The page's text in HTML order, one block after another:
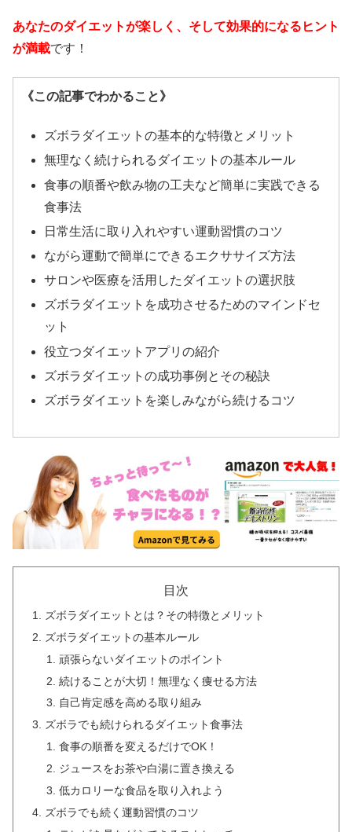
あなたのダイエットが楽しく、そして効果的になるヒント
が満載です！
《この記事でわかること》
ズボラダイエットの基本的な特徴とメリット
無理なく続けられるダイエットの基本ルール
食事の順番や飲み物の工夫など簡単に実践できる
食事法
日常生活に取り入れやすい運動習慣のコツ
ながら運動で簡単にできるエクササイズ方法
サロンや医療を活用したダイエットの選択肢
ズボラダイエットを成功させるためのマインドセ
ット
役立つダイエットアプリの紹介
ズボラダイエットの成功事例とその秘訣
ズボラダイエットを楽しみながら続けるコツ
目次
ズボラダイエットとは？その特徴とメリット
ズボラダイエットの基本ルール
頑張らないダイエットのポイント
続けることが大切！無理なく痩せる方法
自己肯定感を高める取り組み
ズボラでも続けられるダイエット食事法
食事の順番を変えるだけでOK！
ジュースをお茶や白湯に置き換える
低カロリーな食品を取り入れよう
ズボラでも続く運動習慣のコツ